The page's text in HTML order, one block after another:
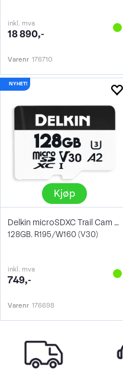
inkl. mva
18 890,-
Varenr 176710
Kjøp
Delkin microSDXC Trail Cam Hyperspeed
128GB. R195/W160 (V30)
inkl. mva
749,-
Varenr 176698